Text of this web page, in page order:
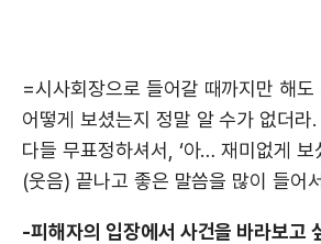
=시사회장으로 들어갈 때까지만 해
어떻게 보셨는지 정말 알 수가 없더라
다들 무표정하셔서, ‘아… 재미없게 보
(웃음) 끝나고 좋은 말씀을 많이 들어
-피해자의 입장에서 사건을 바라보고